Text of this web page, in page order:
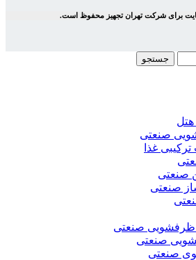
برای شرکت تهران تجهیز محفوظ است.
جستجو
هتل
صنعتی
غذا
صنعتی
صنعتی
ظرفشویی صنعتی
صنعتی
صنعتی